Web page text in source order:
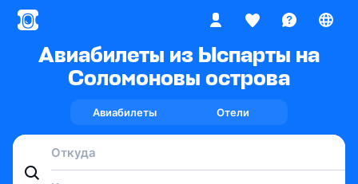
Авиабилеты из Ыспарты на
Соломоновы острова
Авиабилеты Отели